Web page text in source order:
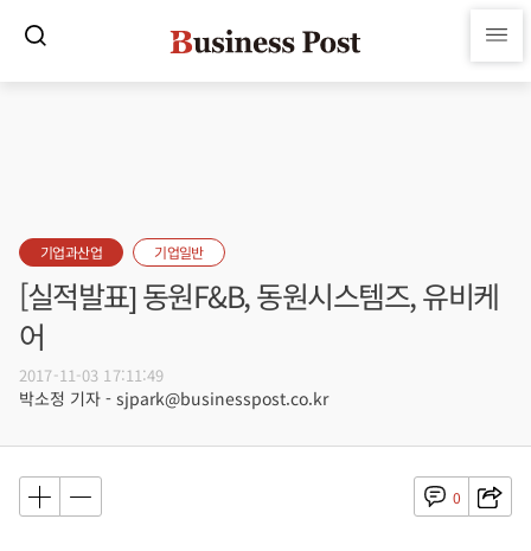
기업과산업 기업일반
[실적발표] 동원F&B, 동원시스템즈, 유비케
어
2017-11-03 17:11:49
박소정 기자 - sjpark@businesspost.co.kr
0